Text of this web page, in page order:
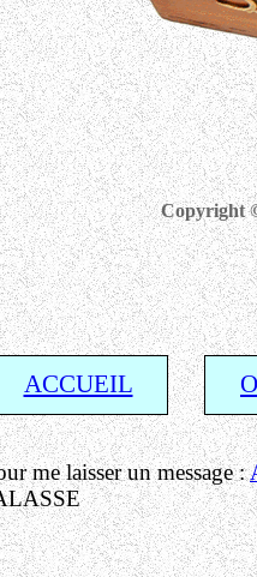
Copyright
ACCUEIL
me laisser un message :